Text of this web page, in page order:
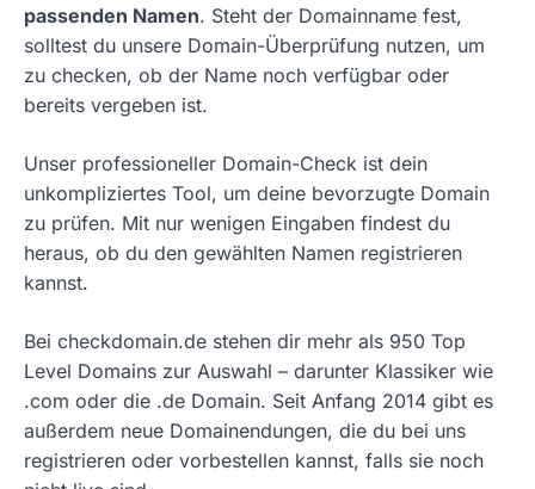
passenden Namen. Steht der Domainname fest,
solltest du unsere Domain-Überprüfung nutzen, um
zu checken, ob der Name noch verfügbar oder
bereits vergeben ist.
Unser professioneller Domain-Check ist dein
unkompliziertes Tool, um deine bevorzugte Domain
zu prüfen. Mit nur wenigen Eingaben findest du
heraus, ob du den gewählten Namen registrieren
kannst.
Bei checkdomain.de stehen dir mehr als 950 Top
Level Domains zur Auswahl – darunter Klassiker wie
.com oder die .de Domain. Seit Anfang 2014 gibt es
außerdem neue Domainendungen, die du bei uns
registrieren oder vorbestellen kannst, falls sie noch